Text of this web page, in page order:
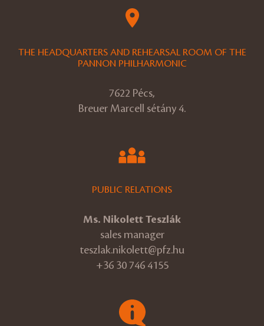
THE HEADQUARTERS AND REHEARSAL ROOM OF THE
PANNON PHILHARMONIC
7622 Pécs,
Breuer Marcell sétány 4.
PUBLIC RELATIONS
Ms. Nikolett Teszlák
sales manager
teszlak.nikolett@pfz.hu
+36 30 746 4155